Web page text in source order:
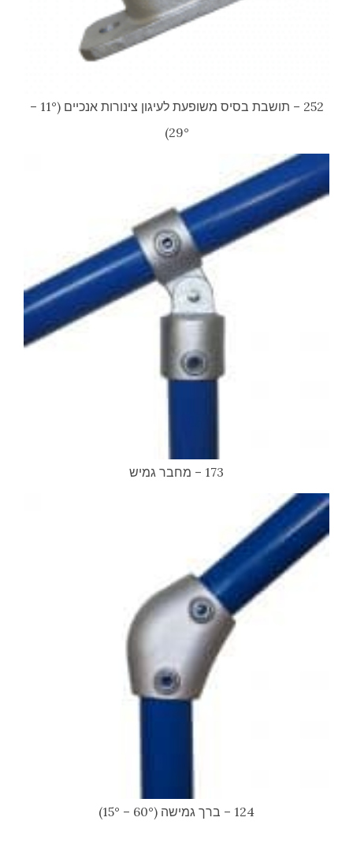
252 – תושבת בסיס משופעת לעיגון צינורות אנכיים (11° –
29°)
173 – מחבר גמיש
124 – ברך גמישה (60° – 15°)